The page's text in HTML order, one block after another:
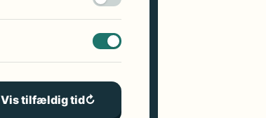
Vis tilfældig tid↻